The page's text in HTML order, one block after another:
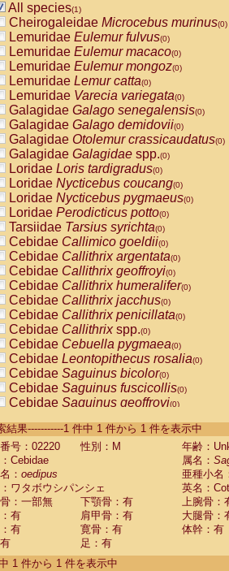
All species(1)
Cheirogaleidae Microcebus murinus(0)
Lemuridae Eulemur fulvus(0)
Lemuridae Eulemur macaco(0)
Lemuridae Eulemur mongoz(0)
Lemuridae Lemur catta(0)
Lemuridae Varecia variegata(0)
Galagidae Galago senegalensis(0)
Galagidae Galago demidovii(0)
Galagidae Otolemur crassicaudatus(0)
Galagidae Galagidae spp.(0)
Loridae Loris tardigradus(0)
Loridae Nycticebus coucang(0)
Loridae Nycticebus pygmaeus(0)
Loridae Perodicticus potto(0)
Tarsiidae Tarsius syrichta(0)
Cebidae Callimico goeldii(0)
Cebidae Callithrix argentata(0)
Cebidae Callithrix geoffroyi(0)
Cebidae Callithrix humeralifer(0)
Cebidae Callithrix jacchus(0)
Cebidae Callithrix penicillata(0)
Cebidae Callithrixspp.(0)
Cebidae Cebuella pygmaea(0)
Cebidae Leontopithecus rosalia(0)
Cebidae Saguinus bicolor(0)
Cebidae Saguinus fuscicollis(0)
Cebidae Saguinus geoffroyi(0)
CebidaeSaguinus labiatus(0)
Cebidae Saguinus leucopus (0)
Cebidae
Cebidae
CebidaeSaguinus nigricollis (0)
Cebidae Saguinus oedipus
Cebidae Saguinus weddelli
Cebidae Saguinusspp.
Cebidae Aotus trivirgatus
Cebidae Cebus albifrons
結果-----------1 件中 1 件から 1 件を表示中
号：02220
性別：M
年齢：
Cebidae
属名：
： oedipus
亜種小名
ワタボウシパンシェ
英名：
：一部無
下顎骨：有
上腕骨：
有
肩甲骨：有
大腿骨：
有
寛骨：有
体幹：有
足：有
1 件から 1 件を表示中